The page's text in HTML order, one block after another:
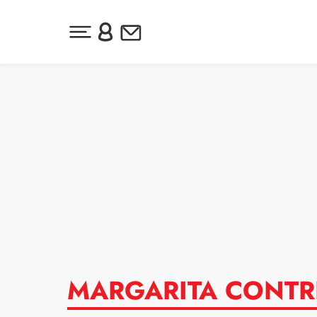
Desplegar menú principal
Inicia sesión o regístrate
Newsletter
MARGARITA